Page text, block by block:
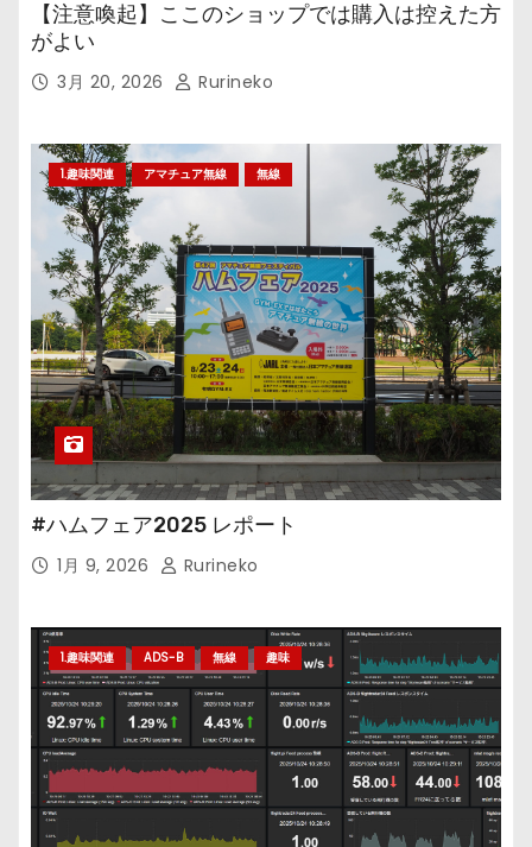
【注意喚起】ここのショップでは購入は控えた方
がよい
3月 20, 2026 Rurineko
1.趣味関連 アマチュア無線 無線
#ハムフェア2025 レポート
1月 9, 2026 Rurineko
1.趣味関連 ADS-B 無線 趣味